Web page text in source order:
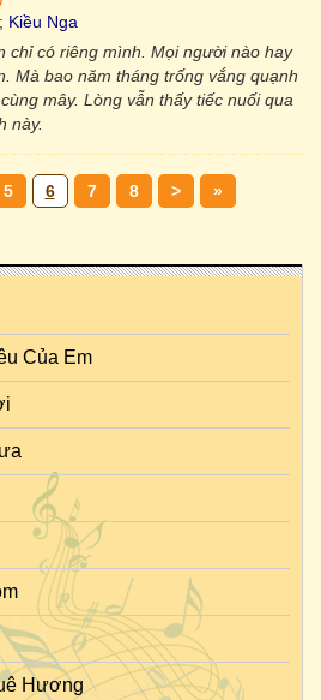
; Kiều Nga
chỉ có riêng mình. Mọi người nào hay
Mà bao năm tháng trống vắng quạnh
mây. Lòng vẫn thấy tiếc nuối qua
này.
5 6 7 8 > »
Của Em
Hương